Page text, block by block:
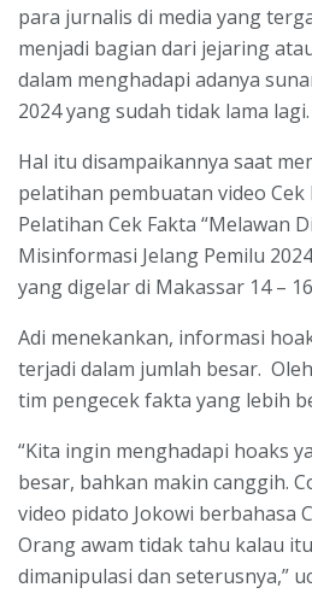
para jurnalis di media yang
menjadi bagian dari jejaring
dalam menghadapi adanya
2024 yang sudah tidak lama lagi.
Hal itu disampaikannya saat
pelatihan pembuatan video
Pelatihan Cek Fakta “Melawan
Misinformasi Jelang Pemilu
yang digelar di Makassar 14 –
Adi menekankan, informasi
terjadi dalam jumlah besar.
tim pengecek fakta yang lebih
“Kita ingin menghadapi hoaks
besar, bahkan makin canggih.
video pidato Jokowi berbahasa
Orang awam tidak tahu kalau
dimanipulasi dan seterusnya,”